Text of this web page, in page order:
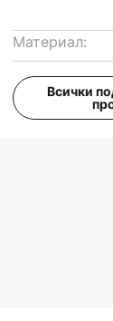
Материал:
Всички